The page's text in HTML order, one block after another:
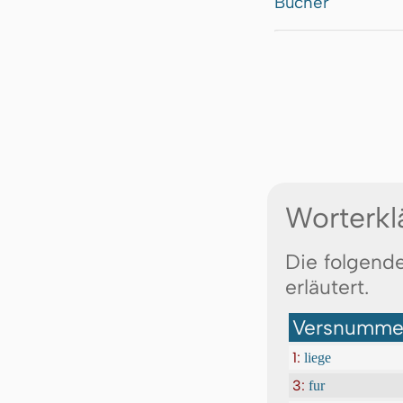
Die
erläutert.
1: liege
3: fur